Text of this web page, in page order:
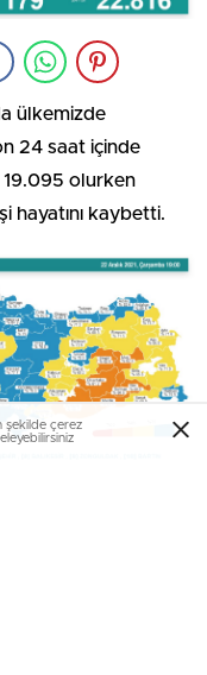
ülkemizde
24 saat içinde
19.095 olurken
hayatını kaybetti.
şekilde çerez